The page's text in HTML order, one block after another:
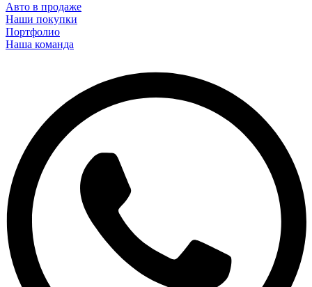
Авто в продаже
Наши покупки
Портфолио
Наша команда